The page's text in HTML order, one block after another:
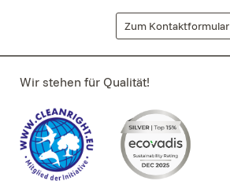
Zum Kontaktformular
Wir stehen für Qualität!